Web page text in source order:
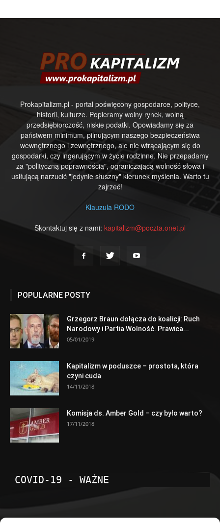
Prokapitalizm.pl - portal poświęcony gospodarce, polityce,
historii, kulturze. Popieramy wolny rynek, wolną
przedsiębiorczość, niskie podatki. Opowiadamy się za
państwem minimum, pilnującym naszego bezpieczeństwa
wewnętrznego i zewnętrznego, ale nie wtrącającym się do
gospodarki, czy ingerującym w życie rodzinne. Nie przepadamy
za "polityczną poprawnością", ograniczającą wolność słowa i
usiłującą narzucić "jedynie słuszny" kierunek myślenia. Warto tu
zajrzeć!
Klauzula RODO
Skontaktuj się z nami: kapitalizm@poczta.onet.pl
POPULARNE POSTY
Grzegorz Braun dołącza do koalicji: Ruch
Narodowy i Partia Wolność. Prawica...
05/01/2019
Kapitalizm w poduszce – prostota, która
czyni cuda
14/11/2018
Komisja ds. Amber Gold – czy było warto?
17/11/2018
COVID-19 - WAŻNE